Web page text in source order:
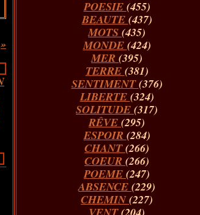
POESIE (455)
BEAUTE (437)
MOTS (435)
MONDE (424)
MER (395)
TERRE (381)
SENTIMENT(376)
LIBERTE (324)
SOLITUDE (317)
RÊVE (295)
ESPOIR (284)
CHANT(266)
COEUR (266)
POEME (247)
ABSENCE (229)
CHEMIN(227)